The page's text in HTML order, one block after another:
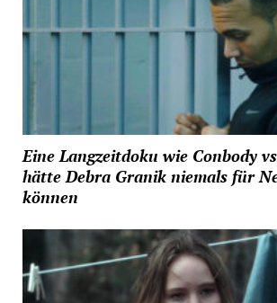
Eine Langzeitdoku wie Conbody
hätte Debra Granik niemals für
können